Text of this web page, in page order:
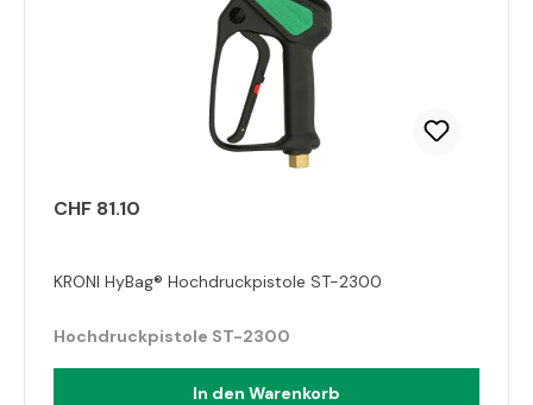
CHF 81.10
KRONI HyBag® Hochdruckpistole ST-2300
Hochdruckpistole ST-2300
In den Warenkorb